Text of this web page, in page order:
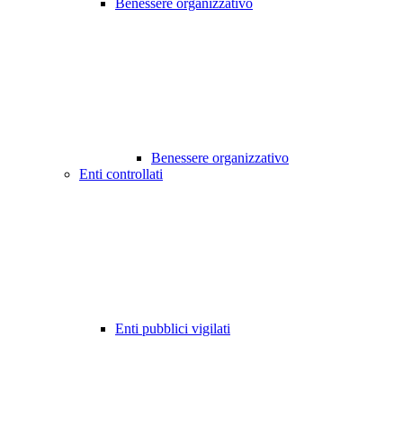
Benessere organizzativo
Benessere organizzativo
Enti controllati
Enti pubblici vigilati